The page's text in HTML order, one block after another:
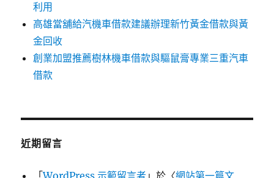
利用
高雄當舖給汽機車借款建議辦理新竹黃金借款與黃
金回收
創業加盟推薦樹林機車借款與驅鼠膏專業三重汽車
借款
近期留言